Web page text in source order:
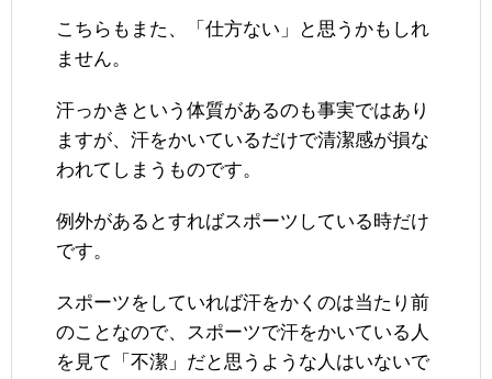
こちらもまた、「仕方ない」と思うかもしれ
ません。
汗っかきという体質があるのも事実ではあり
ますが、汗をかいているだけで清潔感が損な
われてしまうものです。
例外があるとすればスポーツしている時だけ
です。
スポーツをしていれば汗をかくのは当たり前
のことなので、スポーツで汗をかいている人
を見て「不潔」だと思うような人はいないで